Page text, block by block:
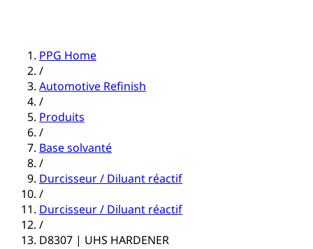
PPG Home
/
Automotive Refinish
/
Produits
/
Base solvanté
/
Durcisseur / Diluant réactif
/
Durcisseur / Diluant réactif
/
D8307 | UHS HARDENER